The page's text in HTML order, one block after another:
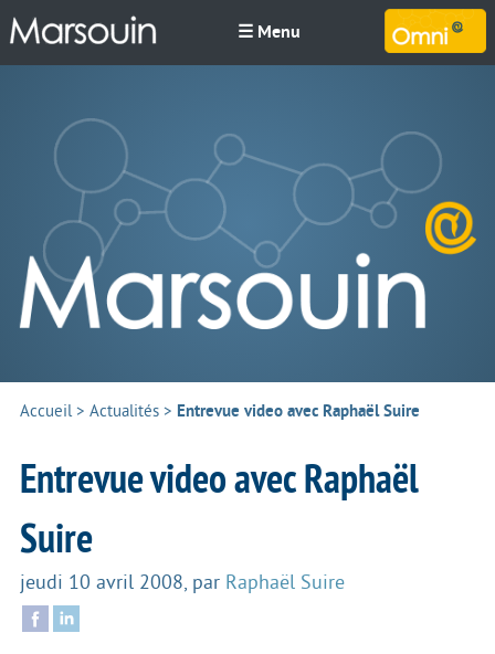
☰ Menu
Accueil> Actualités > Entrevue video avec Raphaël Suire
Entrevue video avec Raphaël
Suire
jeudi 10 avril 2008, par Raphaël Suire